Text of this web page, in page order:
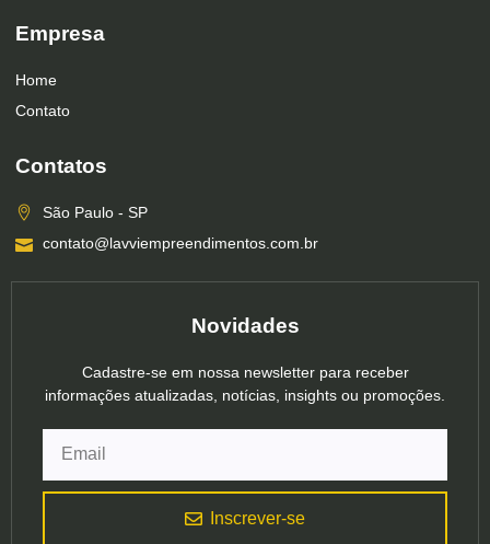
Empresa
Home
Contato
Contatos
São Paulo - SP
contato@lavviempreendimentos.com.br
Novidades
Cadastre-se em nossa newsletter para receber
informações atualizadas, notícias, insights ou promoções.
Inscrever-se